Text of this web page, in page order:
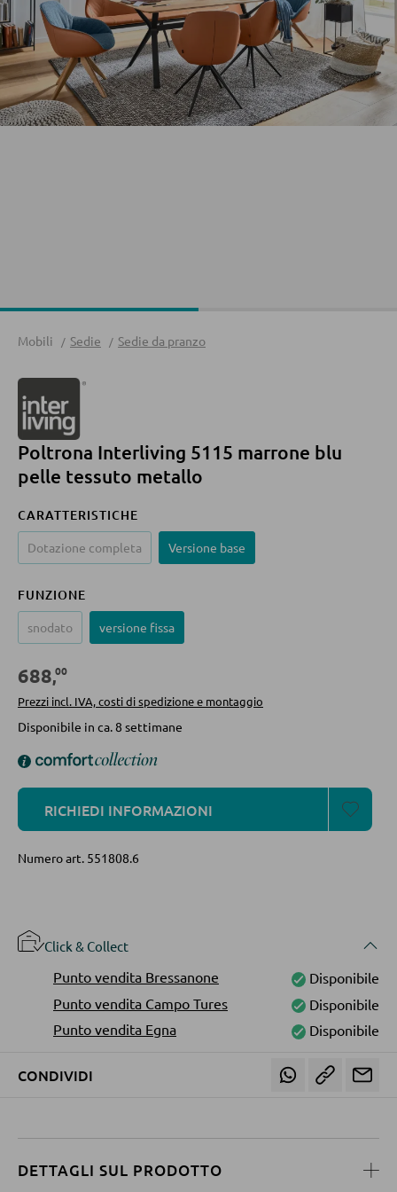
Divani
Divani letto
Accessori per divano
MENSOLATURE
Mensole a parete
Mensole in legno
Vetrinette
PARETI ATTREZZATE
Credenze a giorno
Moduli TV
TAVOLI DA SOGGIORNO
Tavolini da caffé
Poltrone imbottite
Poltrone relax
Poltrone con schienale ad ali
Poltrone TV
Sgabelli bassi
Sgabelli da bar
Mobili Sedie Sedie da pranzo
Poltrona Interliving 5115 marrone blu
pelle tessuto metallo
CARATTERISTICHE
Dotazione completa Versione base
FUNZIONE
snodato versione fissa
688,00
Prezzi incl. IVA, costi di spedizione e montaggio
Disponibile in ca. 8 settimane
RICHIEDI INFORMAZIONI
Numero art. 551808.6
Click & Collect
Punto vendita Bressanone
Disponibile
Punto vendita Campo Tures
Disponibile
Punto vendita Egna
Disponibile
CONDIVIDI
DETTAGLI SUL PRODOTTO